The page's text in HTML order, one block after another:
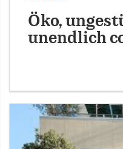
Öko,
unendlich